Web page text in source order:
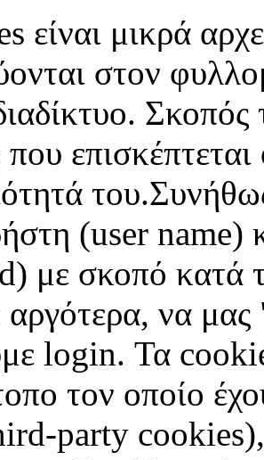
είναι μικρά
στον
Σκοπός
που
(user name)
με σκοπό κατά
αργότερα, να μας
login. Τα
τον οποίο
party